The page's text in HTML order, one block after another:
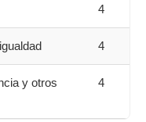
4
4
y otros
4